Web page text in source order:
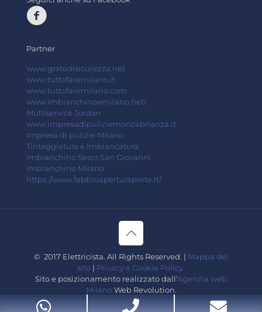
Partner
www.gratedisicurezza.net
www.tuttofaremilano.it
www.tuttofaremilano.com
www.imbianchinoamilano.net/
Multiservice Jordan
www.impresadipuliziemonzabrianza.it
Impresa di pulizie Milano
Tinteggiatura e Imbiancatura
Imbianchino Sesto San Giovanni
Imbianchino Milano
https://www.fabbroaperturaporte.it/
© 2017 Elettricista. All Rights Reserved. | Mappa del
sito | Privacy e Cookie Policy.
Sito e posizionamento realizzato dall'Agenzia web
MilanoWeb Revolution.